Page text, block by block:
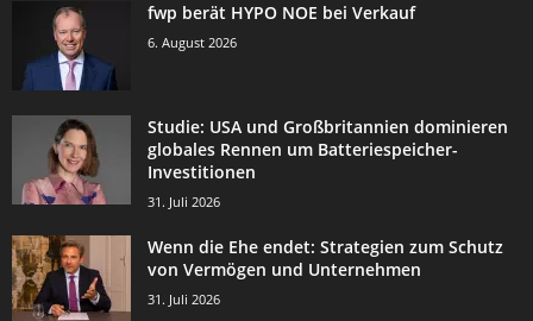
fwp berät HYPO NOE bei Verkauf
6. August 2026
Studie: USA und Großbritannien dominieren
globales Rennen um Batteriespeicher-
Investitionen
31. Juli 2026
Wenn die Ehe endet: Strategien zum Schutz
von Vermögen und Unternehmen
31. Juli 2026